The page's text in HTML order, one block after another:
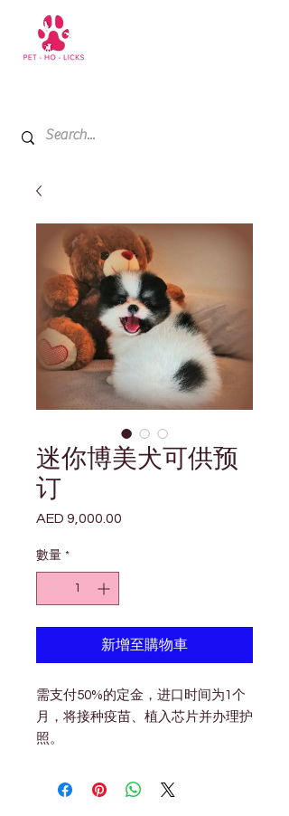
迷你博美犬可供预
订
AED 9,000.00
數量 *
新增至購物車
需支付50%的定金，进口时间为1个
月，将接种疫苗、植入芯片并办理护
照。